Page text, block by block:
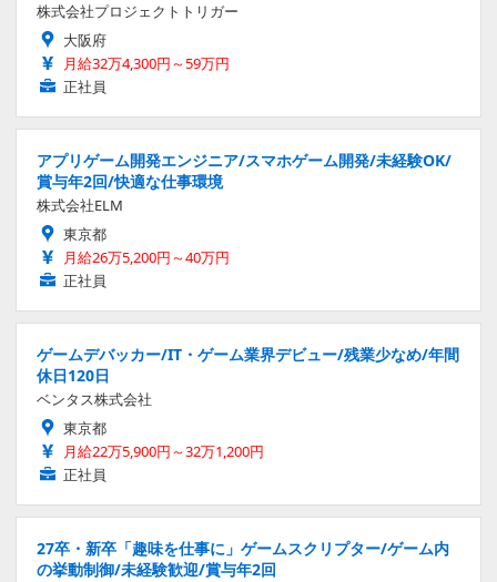
株式会社プロジェクトトリガー
大阪府
月給32万4,300円～59万円
正社員
アプリゲーム開発エンジニア/スマホゲーム開発/未経験OK/
賞与年2回/快適な仕事環境
株式会社ELM
東京都
月給26万5,200円～40万円
正社員
ゲームデバッカー/IT・ゲーム業界デビュー/残業少なめ/年間
休日120日
ベンタス株式会社
東京都
月給22万5,900円～32万1,200円
正社員
27卒・新卒「趣味を仕事に」ゲームスクリプター/ゲーム内
の挙動制御/未経験歓迎/賞与年2回